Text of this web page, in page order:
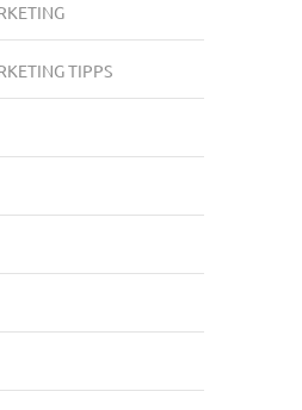
TIPPS